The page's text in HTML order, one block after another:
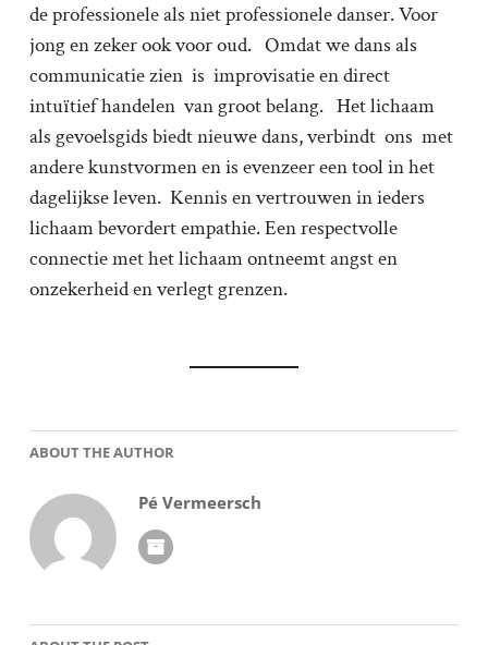
de professionele als niet professionele danser. Voor
jong en zeker ook voor oud. Omdat we dans als
communicatie zien is improvisatie en direct
intuïtief handelen van groot belang. Het lichaam
als gevoelsgids biedt nieuwe dans, verbindt ons met
andere kunstvormen en is evenzeer een tool in het
dagelijkse leven. Kennis en vertrouwen in ieders
lichaam bevordert empathie. Een respectvolle
connectie met het lichaam ontneemt angst en
onzekerheid en verlegt grenzen.
ABOUT THE AUTHOR
Pé Vermeersch